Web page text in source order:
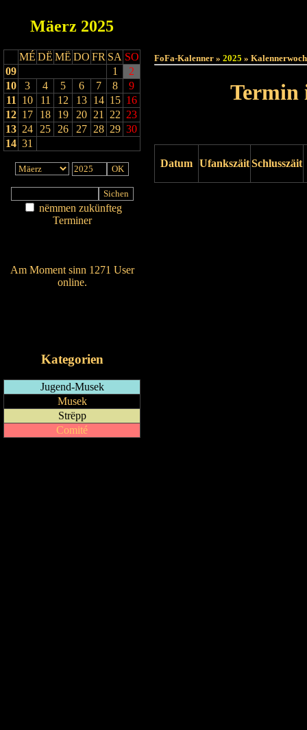
Mäerz 2025
MÉ DË MË DO FR SA SO
09
1
2
10
3 4 5 6 7 8
9
11
10 11 12 13 14 15 16
12 17 18 19 20 21 22 23
13 24 25 26 27 28 29 30
14 31
nëmmen zukünfteg
Terminer
Am Moment sinn 1271 User
online.
Kategorien
Jugend-Musek
Musek
Strëpp
Comité
FoFa-Kalenner » 2025 »
Termin
Datum UfankszäitSchlusszäit